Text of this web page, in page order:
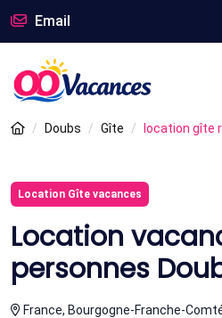
Email
Doubs Gîte location gîte
Location Gîte vacances
Location
personnes
France, Bourgogne-Franche-